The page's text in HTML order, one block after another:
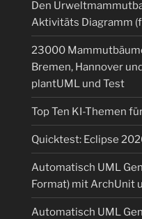
Den
Aktivitäts Diagramm
23000
Bremen, Hannover
plantUML und Test
Top Ten KI-Themen
Quicktest: Eclipse
Automatisch UML
Format) mit ArchUnit
Automatisch UML